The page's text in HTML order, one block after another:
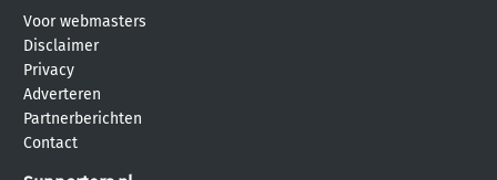
Voor webmasters
Disclaimer
Privacy
Adverteren
Partnerberichten
Contact